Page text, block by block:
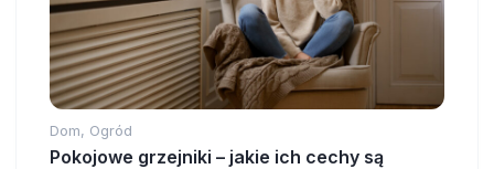
Dom, Ogród
Pokojowe grzejniki – jakie ich cechy są